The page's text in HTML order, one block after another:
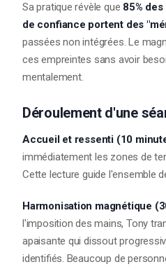
Sa pratique révèle que 85%
de confiance portent des
passées non intégrées. Le
ces empreintes sans avoir
mentalement.
Déroulement d'une
Accueil et ressenti (10
immédiatement les zones de
Cette lecture guide l'ensemble
Harmonisation magnétique
l'imposition des mains, Tony
apaisante qui dissout
identifiés. Beaucoup de